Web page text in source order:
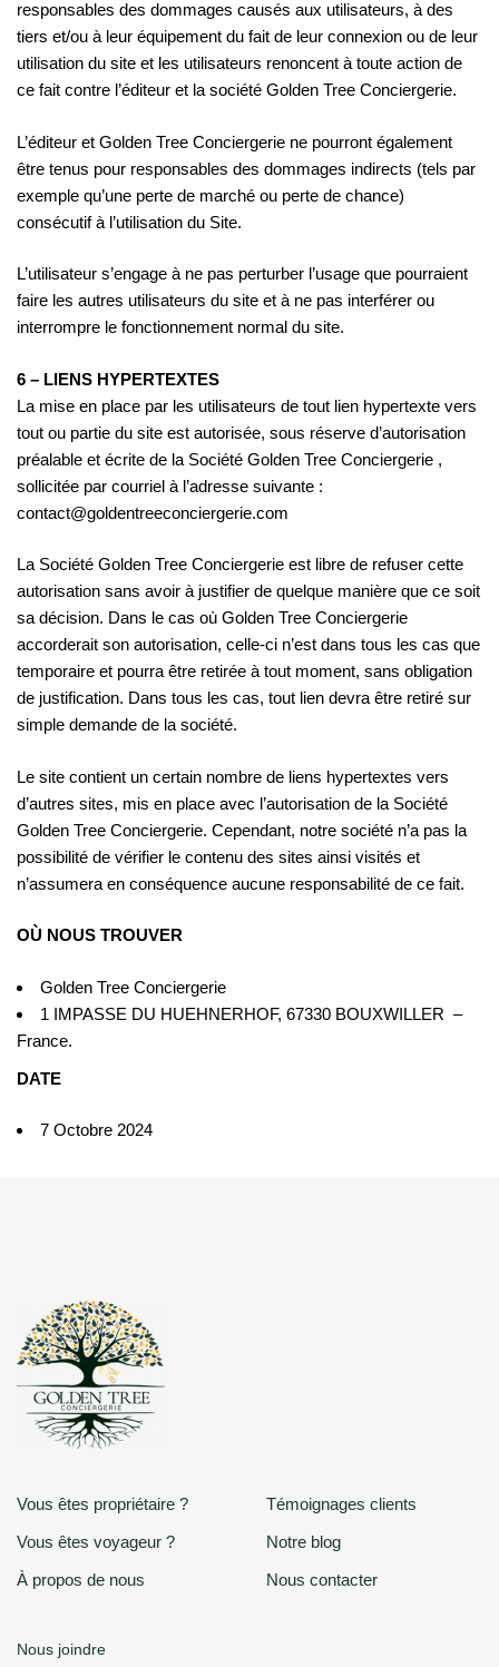
responsables des dommages causés aux utilisateurs, à des
tiers et/ou à leur équipement du fait de leur connexion ou de leur
utilisation du site et les utilisateurs renoncent à toute action de
ce fait contre l’éditeur et la société Golden Tree Conciergerie.
L’éditeur et Golden Tree Conciergerie ne pourront également
être tenus pour responsables des dommages indirects (tels par
exemple qu’une perte de marché ou perte de chance)
consécutif à l’utilisation du Site.
L’utilisateur s’engage à ne pas perturber l’usage que pourraient
faire les autres utilisateurs du site et à ne pas interférer ou
interrompre le fonctionnement normal du site.
6 – LIENS HYPERTEXTES
La mise en place par les utilisateurs de tout lien hypertexte vers
tout ou partie du site est autorisée, sous réserve d’autorisation
préalable et écrite de la Société Golden Tree Conciergerie ,
sollicitée par courriel à l’adresse suivante :
contact@goldentreeconciergerie.com
La Société Golden Tree Conciergerie est libre de refuser cette
autorisation sans avoir à justifier de quelque manière que ce soit
sa décision. Dans le cas où Golden Tree Conciergerie
accorderait son autorisation, celle-ci n’est dans tous les cas que
temporaire et pourra être retirée à tout moment, sans obligation
de justification. Dans tous les cas, tout lien devra être retiré sur
simple demande de la société.
Le site contient un certain nombre de liens hypertextes vers
d’autres sites, mis en place avec l’autorisation de la Société
Golden Tree Conciergerie. Cependant, notre société n’a pas la
possibilité de vérifier le contenu des sites ainsi visités et
n’assumera en conséquence aucune responsabilité de ce fait.
OÙ NOUS TROUVER
Golden Tree Conciergerie
1 IMPASSE DU HUEHNERHOF, 67330 BOUXWILLER –
France.
DATE
7 Octobre 2024
Vous êtes propriétaire ?
Vous êtes voyageur ?
À propos de nous
Témoignages clients
Notre blog
Nous contacter
Nous joindre